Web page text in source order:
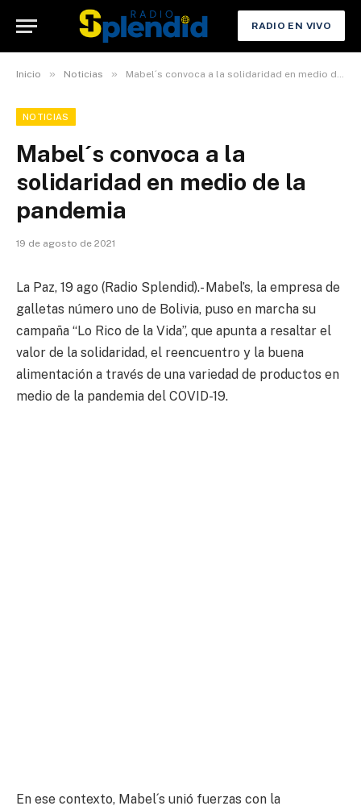
RADIO EN VIVO
Inicio » Noticias » Mabel´s convoca a la solidaridad en medio de la pandemia
NOTICIAS
Mabel´s convoca a la
solidaridad en medio de la
pandemia
19 de agosto de 2021
La Paz, 19 ago (Radio Splendid).- Mabel’s, la empresa de
galletas número uno de Bolivia, puso en marcha su
campaña “Lo Rico de la Vida”, que apunta a resaltar el
valor de la solidaridad, el reencuentro y la buena
alimentación a través de una variedad de productos en
medio de la pandemia del COVID-19.
En ese contexto, Mabel´s unió fuerzas con la